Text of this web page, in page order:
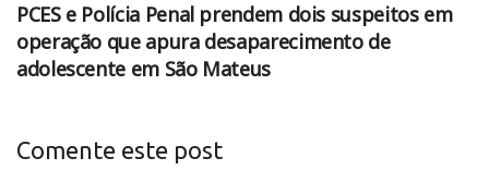
PCES e Polícia Penal prendem dois suspeitos em
operação que apura desaparecimento de
adolescente em São Mateus
Comente este post